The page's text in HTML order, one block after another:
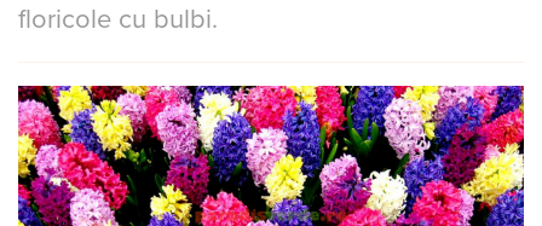
Promovează afacerea ta
floricole cu bulbi.